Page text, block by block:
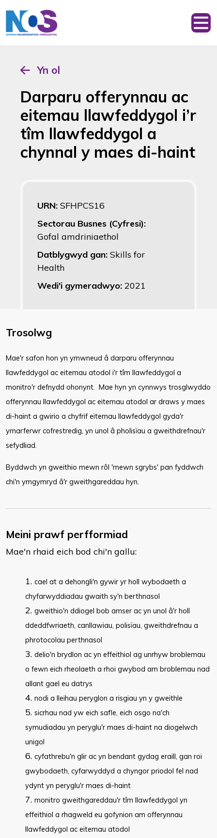
Yn ol
Darparu offerynnau ac
eitemau llawfeddygol i’r
tîm llawfeddygol a
chynnal y maes di-haint
URN: SFHPCS16
Sectorau Busnes (Cyfresi):
Gofal amdriniaethol
Datblygwyd gan: Skills for
Health
Wedi'i gymeradwyo: 2021
Trosolwg
Mae'r safon hon yn ymwneud â darparu offerynnau
llawfeddygol ac eitemau atodol i'r tîm llawfeddygol a
monitro'r defnydd ohonynt. Mae hyn yn cynnwys trosglwyddo
offerynnau llawfeddygol ac eitemau atodol ar draws y maes
di-haint a gwirio a chyfrif eitemau llawfeddygol gyda'r
ymarferwr cofrestredig, yn unol â pholisïau a gweithdrefnau'r
sefydliad.
Byddwch yn gweithio mewn rôl 'mewn sgrybs' pan fyddwch
chi'n ymgymryd â'r gweithgareddau hyn.
Meini prawf perfformiad
Mae'n rhaid eich bod chi'n gallu:
cael at a dehongli'n gywir yr holl wybodaeth a
chyfarwyddiadau gwaith sy'n berthnasol
gweithio'n ddiogel bob amser ac yn unol â'r holl
ddeddfwriaeth, canllawiau, polisïau, gweithdrefnau a
phrotocolau perthnasol
delio'n brydlon ac yn effeithiol ag unrhyw broblemau
o fewn eich rheolaeth a rhoi gwybod am broblemau nad
allant gael eu datrys
nodi a lleihau peryglon a risgiau yn y gweithle
sicrhau nad yw eich safle, eich osgo na'ch
symudiadau yn peryglu'r maes di-haint na diogelwch
unigol
cyfathrebu'n glir ac yn bendant gydag eraill, gan roi
gwybodaeth, cyfarwyddyd a chyngor priodol fel nad
ydynt yn peryglu'r maes di-haint
monitro gweithgareddau'r tîm llawfeddygol yn
effeithiol a rhagweld eu gofynion am offerynnau
llawfeddygol ac eitemau atodol